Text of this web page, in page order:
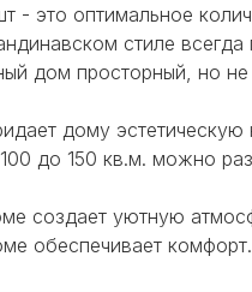
- это оптимальное
стиле всегда
дом просторный, но
дому эстетическую
до 150 кв.м. можно
создает уютную
обеспечивает комфорт.